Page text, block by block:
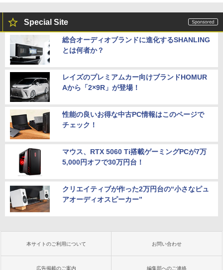
Special Site
総合オーディオブランドに進化するSHANLING
とは何者か？
レイズのプレミアムカー向けブランドHOMUR
Aから「2×9R」が登場！
性能の良いお得な中古PC情報はこのページで
チェック！
マウス、RTX 5060 Ti搭載ゲーミングPCが7万
5,000円オフで30万円台！
クリエイティブが作った2万円台の“小さなピュ
アオーディオスピーカー”
本サイトのご利用について お問い合わせ
広告掲載のご案内 編集部へのご連絡